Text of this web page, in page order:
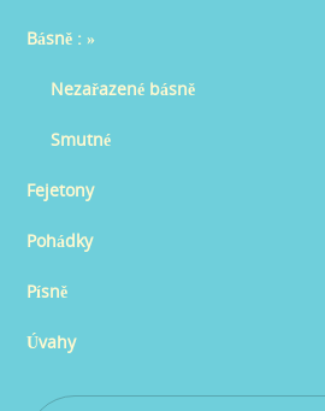
Básně : »
Nezařazené básně
Smutné
Fejetony
Pohádky
Písně
Úvahy